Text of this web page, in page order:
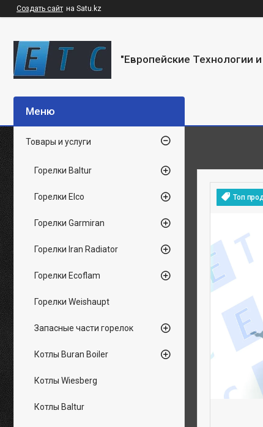
Создать сайт на Satu.kz
"Европейские Технологии
Топ
Товары и услуги
Горелки Baltur
Горелки Elco
Горелки Garmiran
Горелки Iran Radiator
Горелки Ecoflam
Горелки Weishaupt
Запасные части горелок
Котлы Buran Boiler
Котлы Wiesberg
Котлы Baltur